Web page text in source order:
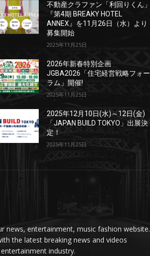
不動産クラファン「利回りくん」
『第4期 BREAKY HOTEL
ANNEX』を11月26日（水）より
募集開始
2025年11月25日
2026年新春特別企画
JGBA2026「住宅経営戦略フォー
ラム」開催!
2025年11月25日
2025年12月10日(水)～12日(金)
「JAPAN BUILD TOKYO」出展決
定！
2025年11月25日
news, entertainment, music fashion website.
the latest breaking news and videos
industry.